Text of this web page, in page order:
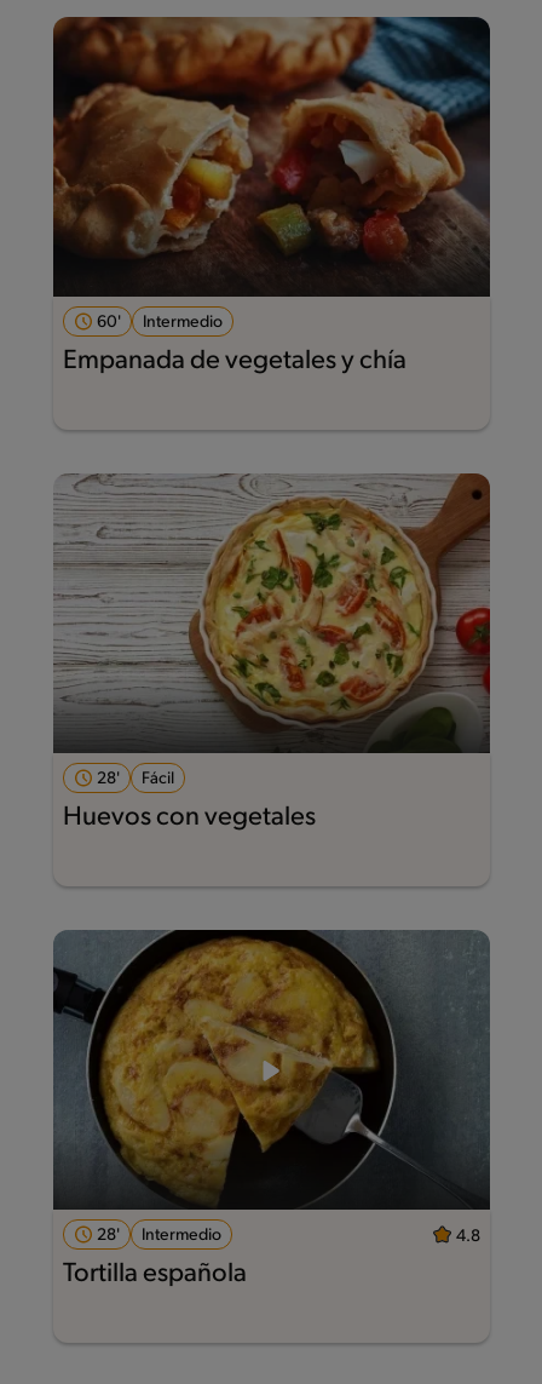
60' Intermedio
Empanada de vegetales y chía
28' Fácil
Huevos con vegetales
28' Intermedio 4.8
Tortilla española